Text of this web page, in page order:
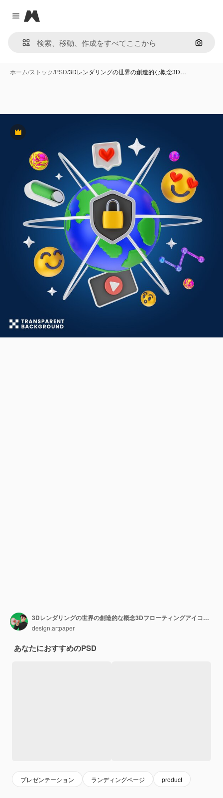
Close menu
Magnific
画像で
ホーム/ストック/PSD/3Dレンダリングの世界の創造的な概念3D…
Premium
3Dレンダリングの世界の創造的な概念3Dフローティングアイコンを使用したソーシャルメディアマーケティングのイラスト
design.artpaper
あなたにおすすめのPSD
プレゼンテーション ランディングページ product